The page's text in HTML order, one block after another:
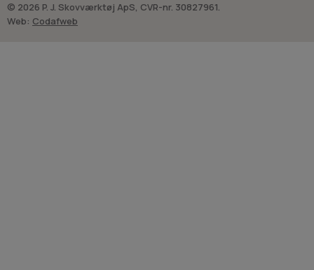
© 2026 P. J. Skovværktøj ApS, CVR-nr. 30827961.
Web: Codafweb